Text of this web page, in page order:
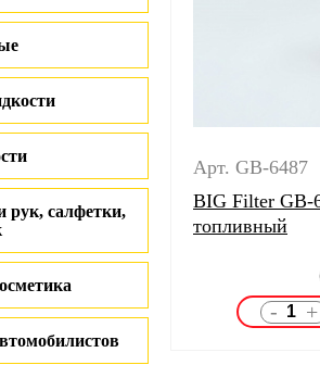
рук, салфетки,
Арт. GB-6487
BIG Filter GB-
топливный
- +